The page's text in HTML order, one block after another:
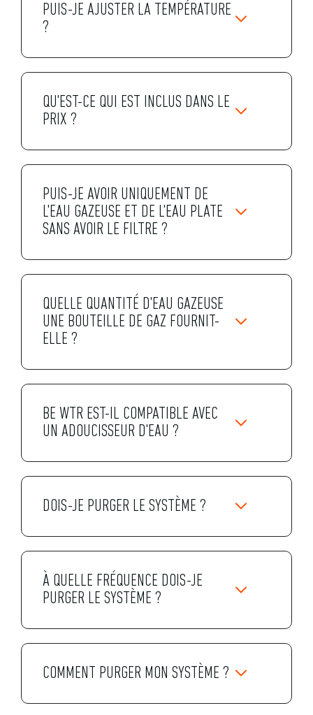
PUIS-JE AJUSTER LA TEMPÉRATURE
?
QU'EST-CE QUI EST INCLUS DANS LE
PRIX ?
PUIS-JE AVOIR UNIQUEMENT DE
L'EAU GAZEUSE ET DE L'EAU PLATE
SANS AVOIR LE FILTRE ?
QUELLE QUANTITÉ D'EAU GAZEUSE
UNE BOUTEILLE DE GAZ FOURNIT-
ELLE ?
BE WTR EST-IL COMPATIBLE AVEC
UN ADOUCISSEUR D'EAU ?
DOIS-JE PURGER LE SYSTÈME ?
À QUELLE FRÉQUENCE DOIS-JE
PURGER LE SYSTÈME ?
COMMENT PURGER MON SYSTÈME ?